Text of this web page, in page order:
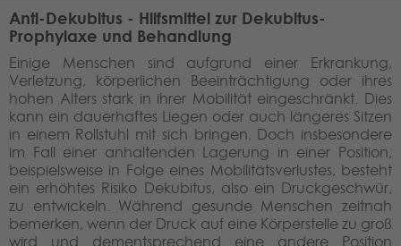
Anti-Dekubitus - Hilfsmittel zur Dekubitus-
Prophylaxe und Behandlung
Einige Menschen sind aufgrund einer Erkrankung,
Verletzung, körperlichen Beeinträchtigung oder ihres
hohen Alters stark in ihrer Mobilität eingeschränkt. Dies
kann ein dauerhaftes Liegen oder auch längeres Sitzen
in einem Rollstuhl mit sich bringen. Doch insbesondere
im Fall einer anhaltenden Lagerung in einer Position,
beispielsweise in Folge eines Mobilitätsverlustes, besteht
ein erhöhtes Risiko Dekubitus, also ein Druckgeschwür,
zu entwickeln. Während gesunde Menschen zeitnah
bemerken, wenn der Druck auf eine Körperstelle zu groß
wird und dementsprechend eine andere Position